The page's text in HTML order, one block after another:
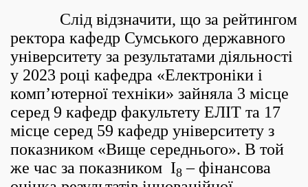
Слід відзначити, що за рейтингом
ректора кафедр Сумського державного
університету за результатами діяльності
у 2023 році кафедра «Електроніки і
комп’ютерної техніки» зайняла 3 місце
серед 9 кафедр факультету ЕЛІТ та 17
місце серед 59 кафедр університету з
показником «Вище середнього». В той
же час за показником I8 – фінансова